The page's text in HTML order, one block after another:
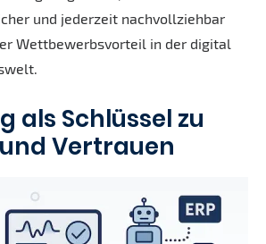
und jederzeit nachvollziehbar
Wettbewerbsvorteil in der digital
als Schlüssel zu
Vertrauen